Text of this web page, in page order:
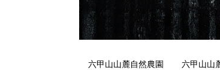
六甲山山麓自然農園 六甲山山